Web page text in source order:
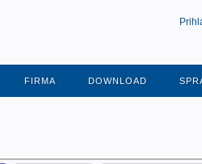
FIRMA DOWNLOAD